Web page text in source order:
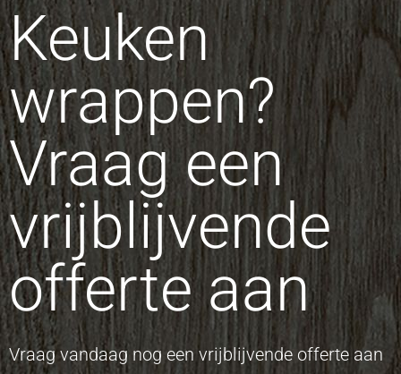
Keuken
wrappen?
Vraag een
vrijblijvende
offerte aan
Vraag vandaag nog een vrijblijvende offerte aan